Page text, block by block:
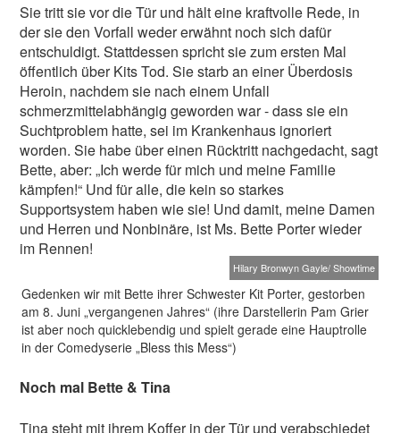
Sie tritt sie vor die Tür und hält eine kraftvolle Rede, in
der sie den Vorfall weder erwähnt noch sich dafür
entschuldigt. Stattdessen spricht sie zum ersten Mal
öffentlich über Kits Tod. Sie starb an einer Überdosis
Heroin, nachdem sie nach einem Unfall
schmerzmittelabhängig geworden war - dass sie ein
Suchtproblem hatte, sei im Krankenhaus ignoriert
worden. Sie habe über einen Rücktritt nachgedacht, sagt
Bette, aber: „Ich werde für mich und meine Familie
kämpfen!“ Und für alle, die kein so starkes
Supportsystem haben wie sie! Und damit, meine Damen
und Herren und Nonbinäre, ist Ms. Bette Porter wieder
im Rennen!
Hilary Bronwyn Gayle/ Showtime
Gedenken wir mit Bette ihrer Schwester Kit Porter, gestorben
am 8. Juni „vergangenen Jahres“ (ihre Darstellerin Pam Grier
ist aber noch quicklebendig und spielt gerade eine Hauptrolle
in der Comedyserie „Bless this Mess“)
Noch mal Bette & Tina
Tina steht mit ihrem Koffer in der Tür und verabschiedet